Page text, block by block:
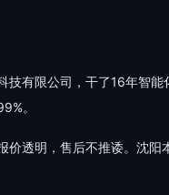
技有限公司，干了16年智能
。
价透明，售后不推诿。沈阳